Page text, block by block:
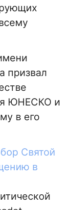
призвал
ЮНЕСКО и
в его
Святой
в